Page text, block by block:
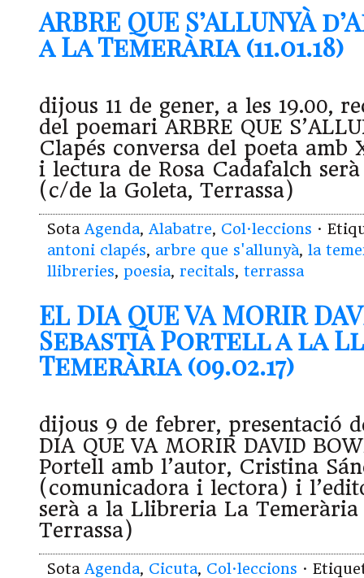
ARBRE QUE S’ALLUNYÀ
a La Temerària (11.01.18)
dijous 11 de gener, a les 19.00,
del poemari ARBRE QUE
Clapés conversa del poeta amb
i lectura de Rosa Cadafalch
(c/de la Goleta, Terrassa)
Sota Agenda, Alabatre, Col·leccions ·
antoni clapés, arbre que s'allunyà, la
llibreries, poesia, recitals, terrassa
EL DIA QUE VA MORIR
Sebastià Portell a la
Temerària (09.02.17)
dijous 9 de febrer, presentació
DIA QUE VA MORIR DAVID
Portell amb l’autor, Cristina
(comunicadora i lectora) i
serà a la Llibreria La
Terrassa)
Sota Agenda, Cicuta, Col·leccions ·